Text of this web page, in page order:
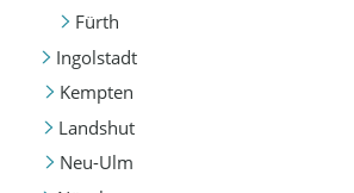
Fürth
Ingolstadt
Kempten
Landshut
Neu-Ulm